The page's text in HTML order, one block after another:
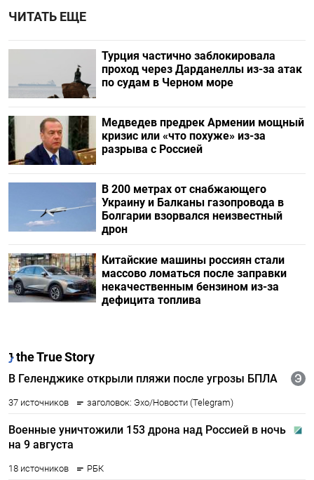
ЧИТАТЬ ЕЩЕ
Турция частично заблокировала
проход через Дарданеллы из-за атак
по судам в Черном море
Медведев предрек Армении мощный
кризис или «что похуже» из-за
разрыва с Россией
В 200 метрах от снабжающего
Украину и Балканы газопровода в
Болгарии взорвался неизвестный
дрон
Китайские машины россиян стали
массово ломаться после заправки
некачественным бензином из-за
дефицита топлива